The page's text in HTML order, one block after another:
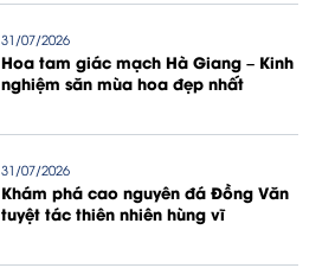
31/07/2026
Hoa tam giác mạch Hà Giang – Kinh
nghiệm săn mùa hoa đẹp nhất
31/07/2026
Khám phá cao nguyên đá Đồng Văn
tuyệt tác thiên nhiên hùng vĩ